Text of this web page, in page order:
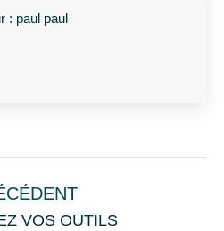
: paul paul
Article
VOS OUTILS